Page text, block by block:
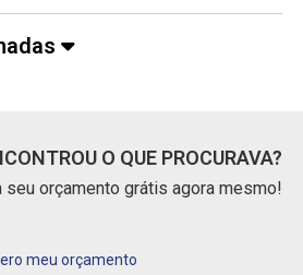
O QUE PROCURAVA?
seu orçamento grátis agora mesmo!
meu orçamento